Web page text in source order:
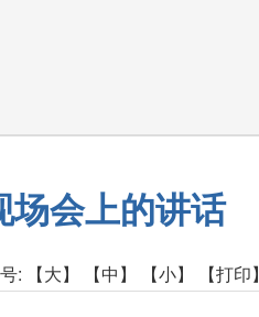
场会上的讲话
: 【大】 【中】 【小】 【打印】